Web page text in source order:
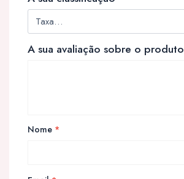
A sua avaliação sobre o produto
Nome *